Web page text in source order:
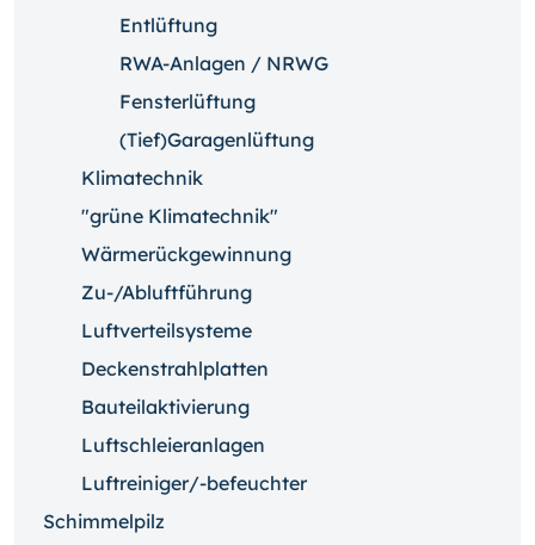
Entlüftung
RWA-Anlagen / NRWG
Fensterlüftung
(Tief)Garagenlüftung
Klimatechnik
"grüne Klimatechnik"
Wärmerückgewinnung
Zu-/Abluftführung
Luftverteilsysteme
Deckenstrahlplatten
Bauteilaktivierung
Luftschleieranlagen
Luftreiniger/-befeuchter
Schimmelpilz